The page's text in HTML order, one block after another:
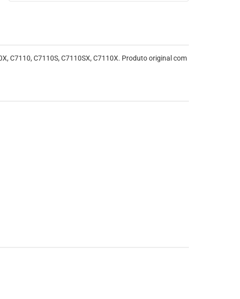
C7110, C7110S, C7110SX, C7110X. Produto original com